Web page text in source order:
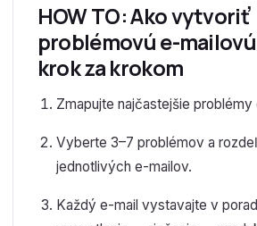
HOW TO: Ako vytvoriť
problémovú e-
krok za krokom
Zmapujte najčastejšie problémy
Vyberte 3–7 problémov a
jednotlivých e-mailov.
Každý e-mail vystavajte v